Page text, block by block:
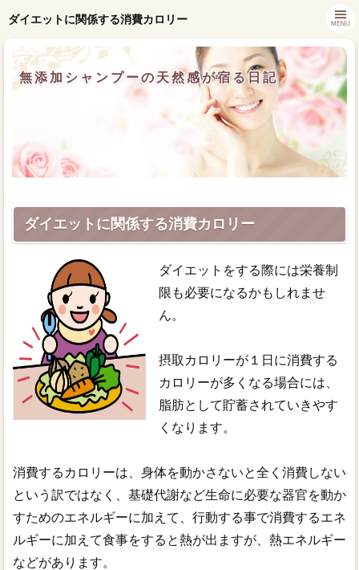
ダイエットに関係する消費カロリー
無添加シャンプーの天然感が宿る日記
MENU
ダイエットに関係する消費カロリー
ダイエットをする際には栄養制
限も必要になるかもしれませ
ん。
摂取カロリーが１日に消費する
カロリーが多くなる場合には、
脂肪として貯蓄されていきやす
くなります。
消費するカロリーは、身体を動かさないと全く消費しない
という訳ではなく、基礎代謝など生命に必要な器官を動か
すためのエネルギーに加えて、行動する事で消費するエネ
ルギーに加えて食事をすると熱が出ますが、熱エネルギー
などがあります。